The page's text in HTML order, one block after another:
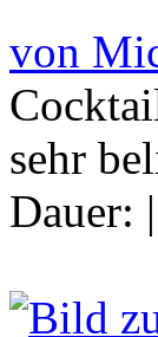
von
sehr
Dauer: |